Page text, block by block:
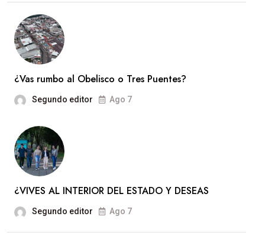
¿Vas rumbo al Obelisco o Tres Puentes?
Segundo editor Ago 7
¿VIVES AL INTERIOR DEL ESTADO Y DESEAS
Segundo editor Ago 7